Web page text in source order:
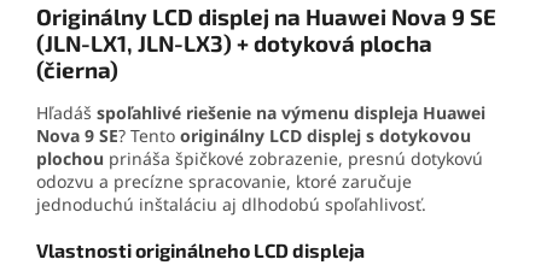
Originálny LCD displej na Huawei Nova 9 SE
(JLN-LX1, JLN-LX3) + dotyková plocha
(čierna)
Hľadáš spoľahlivé riešenie na výmenu displeja Huawei
Nova 9 SE? Tento originálny LCD displej s dotykovou
plochou prináša špičkové zobrazenie, presnú dotykovú
odozvu a precízne spracovanie, ktoré zaručuje
jednoduchú inštaláciu aj dlhodobú spoľahlivosť.
Vlastnosti originálneho LCD displeja